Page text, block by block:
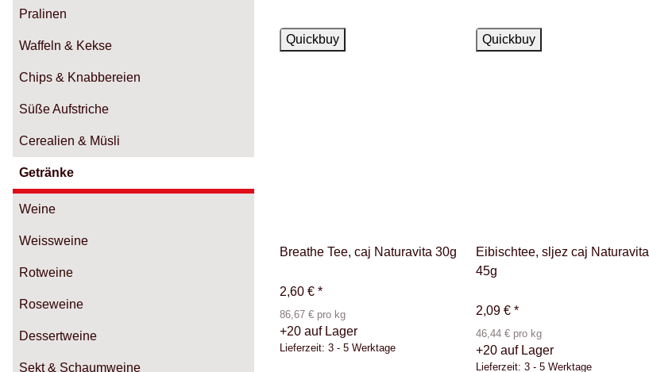
Quickbuy
Auf Lager
Breathe Tee, caj Naturavita 30g
2,60 € *
86,67 € pro kg
+20 auf Lager
Lieferzeit: 3 - 5 Werktage
Quickbuy
Auf Lager
Eibischtee, sljez caj Naturavita
45g
2,09 € *
46,44 € pro kg
+20 auf Lager
Lieferzeit: 3 - 5 Werktage
Pralinen
Waffeln & Kekse
Chips & Knabbereien
Süße Aufstriche
Cerealien & Müsli
Getränke
Weine
Weissweine
Rotweine
Roseweine
Dessertweine
Sekt & Schaumweine